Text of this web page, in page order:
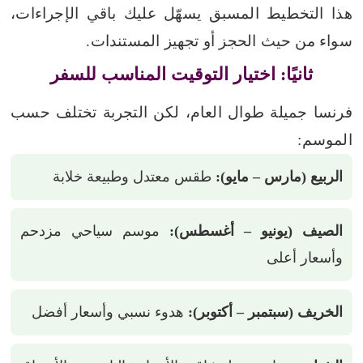
هذا التخطيط المسبق يسهّل عليك باقي الإجراءات،
سواء من حيث الحجز أو تجهيز المستندات.
ثانيًا: اختيار التوقيت المناسب للسفر
فرنسا جميلة طوال العام، لكن التجربة تختلف حسب
الموسم:
الربيع (مارس – مايو): طقس معتدل وطبيعة خلابة
الصيف (يونيو – أغسطس): موسم سياحي مزدحم
وأسعار أعلى
الخريف (سبتمبر – أكتوبر): هدوء نسبي وأسعار أفضل